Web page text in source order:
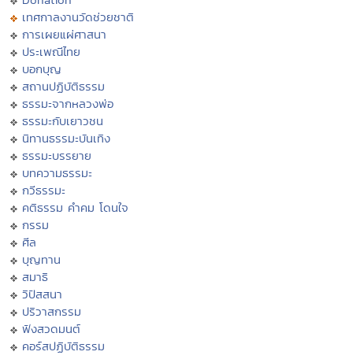
เทศกาลงานวัดช่วยชาติ
การเผยแผ่ศาสนา
ประเพณีไทย
บอกบุญ
สถานปฏิบัติธรรม
ธรรมะจากหลวงพ่อ
ธรรมะกับเยาวชน
นิทานธรรมะบันเทิง
ธรรมะบรรยาย
บทความธรรมะ
กวีธรรมะ
คติธรรม คำคม โดนใจ
กรรม
ศีล
บุญทาน
สมาธิ
วิปัสสนา
ปริวาสกรรม
ฟังสวดมนต์
คอร์สปฏิบัติธรรม